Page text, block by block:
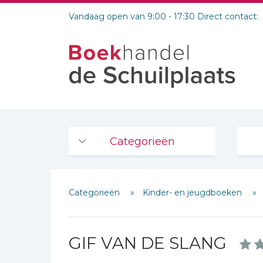
Vandaag open van 9:00 - 17:30 Direct contact:
Categorieën
De Bijbel
Bijbelse Dagboeken 2026
Bijbelstudie groepen
Categorieën Kinder- en jeugdboeken
GIF VAN DE SLANG